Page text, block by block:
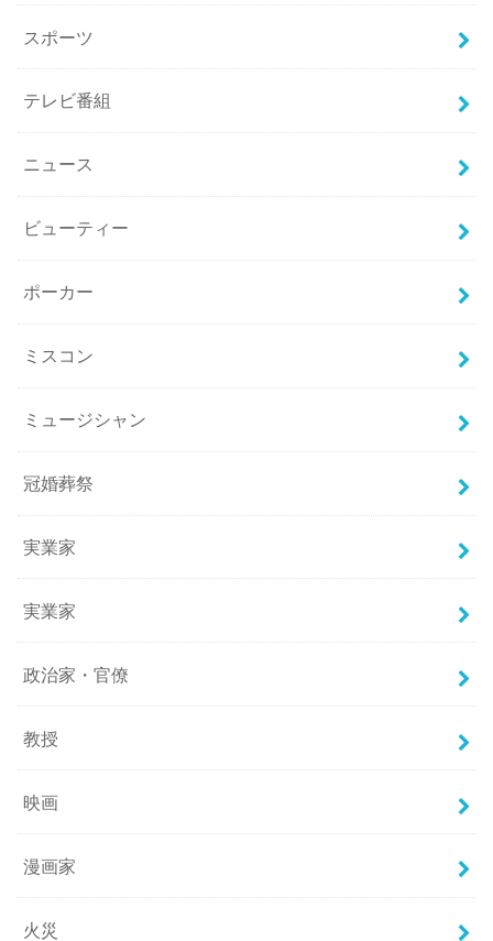
スポーツ
テレビ番組
ニュース
ビューティー
ポーカー
ミスコン
ミュージシャン
冠婚葬祭
実業家
実業家
政治家・官僚
教授
映画
漫画家
火災